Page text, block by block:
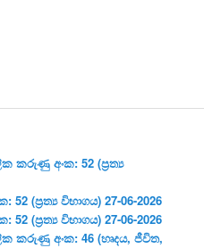
කරුණු අංක: 52 (ප්‍ර‍ත්‍ය
(ප්‍ර‍ත්‍ය විභාගය) 27-06-2026
(ප්‍ර‍ත්‍ය විභාගය) 27-06-2026
කරුණු අංක: 46 (හෘදය, ජීවිත,